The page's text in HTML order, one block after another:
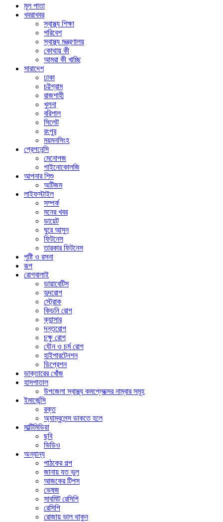
মূল পাতা
খবরাখবর
স্বাস্থ্য শিক্ষা
পরিবেশ
স্বাস্থ্য মন্ত্রণালয়
কোথায় কী
আমরা কী খাচ্ছি
সারাদেশ
ঢাকা
চট্টগ্রাম
রাজশাহী
খুলনা
বরিশাল
সিলেট
রংপুর
ময়মনসিংহ
প্রেগনেন্সি
মেনোপজ
গাইনোকোলজি
আপনার শিশু
অটিজম
লাইফস্টাইল
সম্পর্ক
মনের খবর
ডায়েট
ঘুরে আসুন
ফিটনেস
তারকার ফিটনেস
পুষ্টি ও রসনা
রূপ
রোগবালাই
ডায়াবেটিস
হৃদরোগ
স্ট্রোক
কিডনি রোগ
ক্যান্সার
দন্তরোগ
চক্ষু রোগ
যৌন ও চর্ম রোগ
হাইপারটেনশন
ডিপ্রেশন
ডাক্তারের খোঁজ
হাসপাতাল
উপজেলা স্বাস্থ্য কমপ্লেক্সের নাম্বার সমূহ
ইমার্জেন্সি
রক্ত
অ্যাম্বুলেন্স ডাকতে হলে
মাল্টিমিডিয়া
ছবি
ভিডিও
অন্যান্য
পাঠকের গল্প
জানায় যত ভুল
আজকের টিপস
ভেষজ
সাবমিট রেসিপি
রেসিপি
রোজায় ভাল থাকুন